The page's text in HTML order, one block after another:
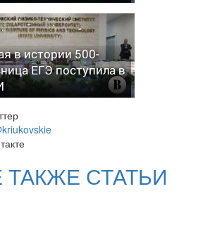
в истории 500-
ЕГЭ поступила в
ТАКЖЕ СТАТЬИ